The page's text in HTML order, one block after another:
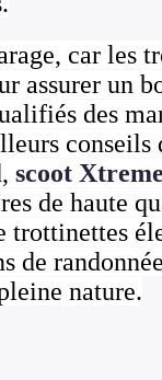
car les
assurer un
des
conseils
scoot
de haute
trottinettes
de
nature.